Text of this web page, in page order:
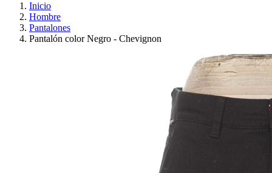
Inicio
Hombre
Pantalones
Pantalón color Negro - Chevignon